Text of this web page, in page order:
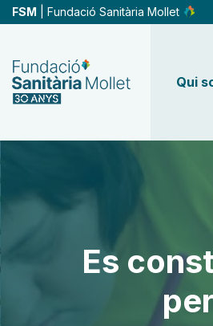
Vés
al
FSM | Fundació Sanitària Mollet
Qui
Es